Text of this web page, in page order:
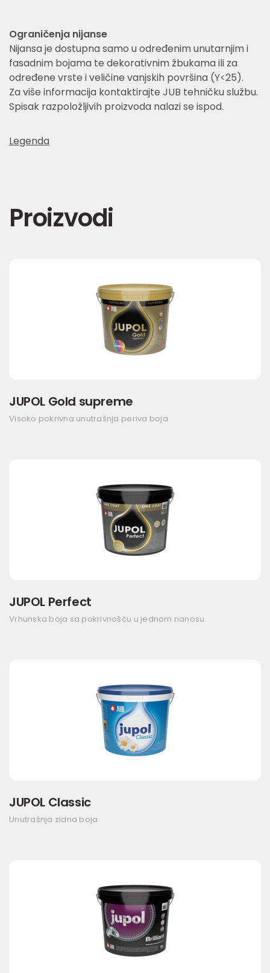
Ograničenja nijanse
Nijansa je dostupna samo u određenim unutarnjim i
fasadnim bojama te dekorativnim žbukama ili za
određene vrste i veličine vanjskih površina (Y<25).
Za više informacija kontaktirajte JUB tehničku službu.
Spisak razpoložljivih proizvoda nalazi se ispod.
Legenda
Proizvodi
JUPOL Gold supreme
Visoko pokrivna unutrašnja periva boja
JUPOL Perfect
Vrhunska boja sa pokrivnošću u jednom nanosu
JUPOL Classic
Unutrašnja zidna boja